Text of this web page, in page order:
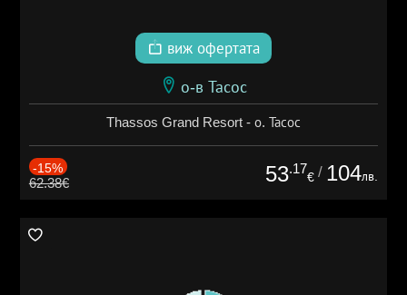
виж офертата
о-в Тасос
Thassos Grand Resort - о. Тасос
-15%
62.38€ 53.17
€ / 104лв.